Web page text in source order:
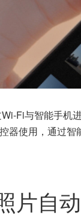
Fi与智能手
器使用，通过
片自